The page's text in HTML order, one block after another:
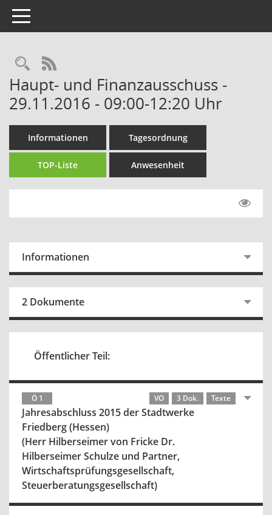
Toggle navigation
Rechercheauswahl
RSS-Feed
Haupt- und Finanzausschuss -
29.11.2016 - 09:00-12:20 Uhr
Informationen Tagesordnung
TOP-Liste Anwesenheit
Informationen
2 Dokumente
Öffentlicher Teil:
Ö 1 VO 3 Dok. Texte
Jahresabschluss 2015 der Stadtwerke
Friedberg (Hessen)
(Herr Hilberseimer von Fricke Dr.
Hilberseimer Schulze und Partner,
Wirtschaftsprüfungsgesellschaft,
Steuerberatungsgesellschaft)